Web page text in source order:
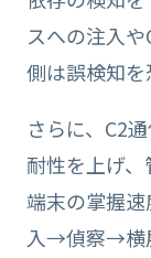
スへの注入
側は誤検知を
さらに、C2
耐性を上げ
端末の掌握
入→偵察→横